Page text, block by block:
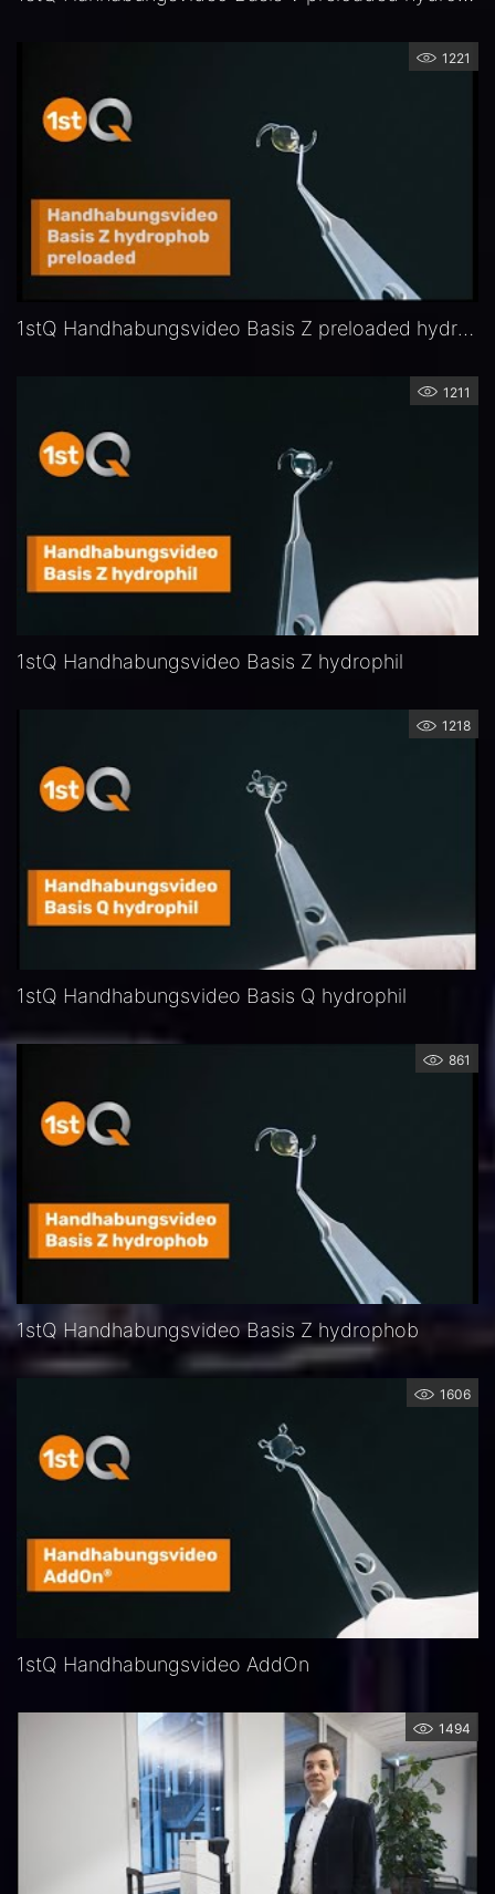
1221
1stQ Handhabungsvideo Basis Z preloaded hydrophob
1211
1stQ Handhabungsvideo Basis Z hydrophil
1218
1stQ Handhabungsvideo Basis Q hydrophil
861
1stQ Handhabungsvideo Basis Z hydrophob
1606
1stQ Handhabungsvideo AddOn
1494